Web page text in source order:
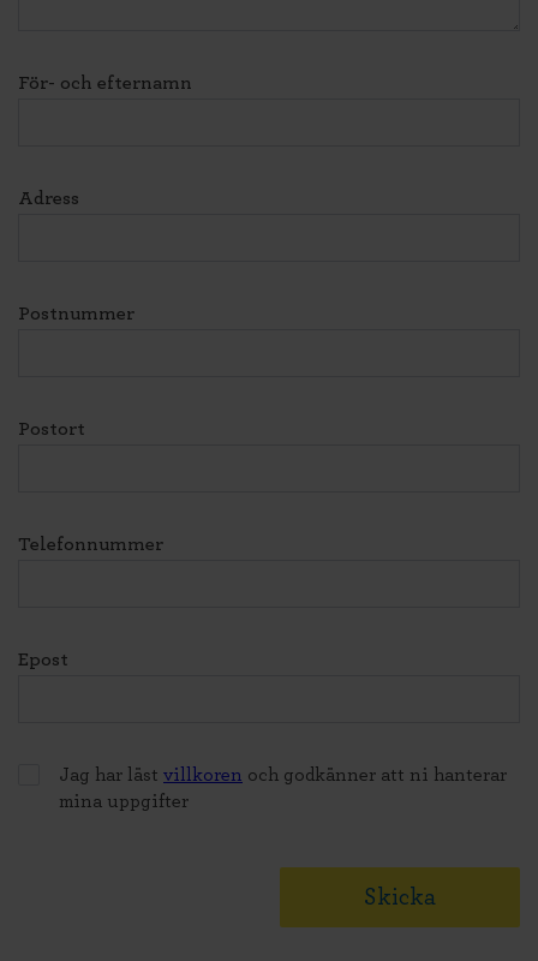
För- och efternamn
Adress
Postnummer
Postort
Telefonnummer
Epost
Jag har läst villkoren och godkänner att ni hanterar
mina uppgifter
Skicka